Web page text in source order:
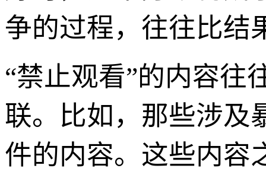
争的过程，往往比结
“禁止观看”的内容往
联。比如，那些涉及
件的内容。这些内容